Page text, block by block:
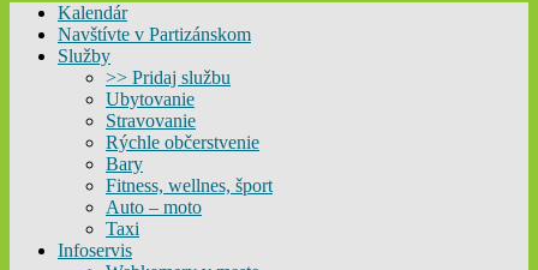
Menu
Kalendár
Navštívte v Partizánskom
Služby
>> Pridaj službu
Ubytovanie
Stravovanie
Rýchle občerstvenie
Bary
Fitness, wellnes, šport
Auto – moto
Taxi
Infoservis